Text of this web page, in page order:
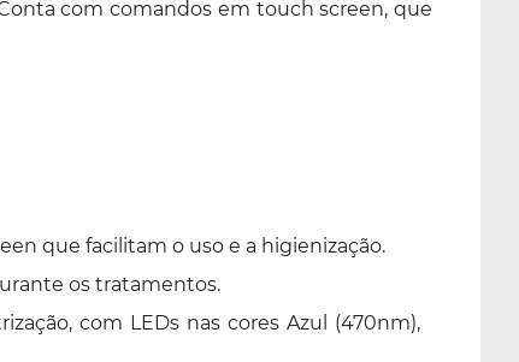
com comandos em touch screen, que
que facilitam o uso e a higienização.
os tratamentos.
com LEDs nas cores Azul (470nm),